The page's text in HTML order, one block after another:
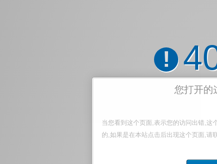
!
您打开的
当您看到这个页面,表示您的访问出错,这
的,如果是在本站点击后出现这个页面,请